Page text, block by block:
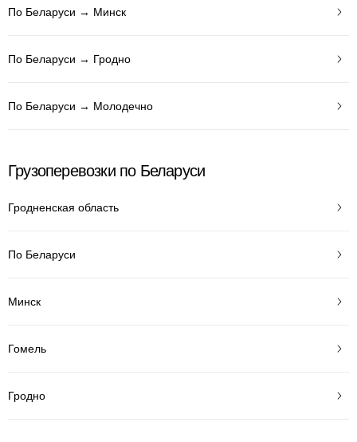
По Беларуси → Минск
По Беларуси → Гродно
По Беларуси → Молодечно
Грузоперевозки по Беларуси
Гродненская область
По Беларуси
Минск
Гомель
Гродно